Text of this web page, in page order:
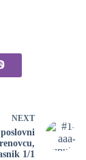
NEXT
1/1